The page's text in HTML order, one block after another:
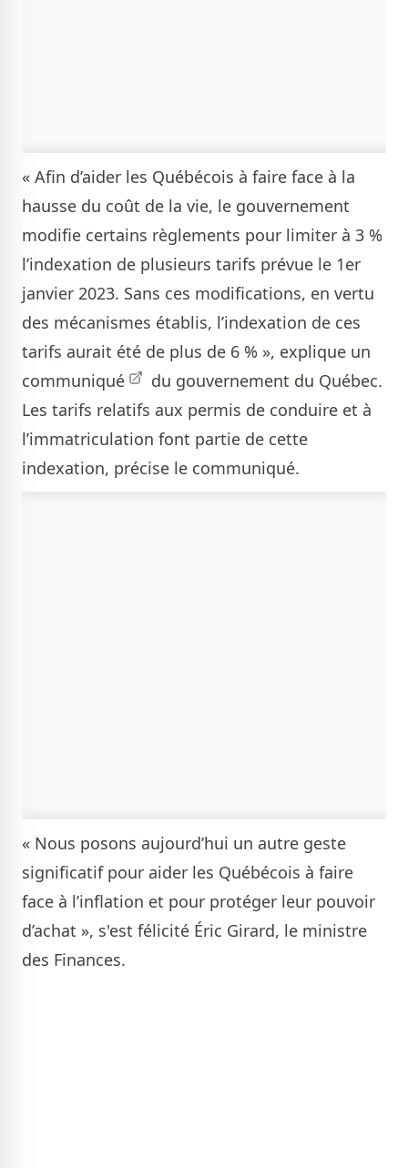
« Afin d’aider les Québécois à faire face à la
hausse du coût de la vie, le gouvernement
modifie certains règlements pour limiter à 3 %
l’indexation de plusieurs tarifs prévue le 1er
janvier 2023. Sans ces modifications, en vertu
des mécanismes établis, l’indexation de ces
tarifs aurait été de plus de 6 % », explique un
communiqué
du gouvernement du Québec.
Les tarifs relatifs aux permis de conduire et à
l’immatriculation font partie de cette
indexation, précise le communiqué.
« Nous posons aujourd’hui un autre geste
significatif pour aider les Québécois à faire
face à l’inflation et pour protéger leur pouvoir
d’achat », s'est félicité Éric Girard, le ministre
des Finances.